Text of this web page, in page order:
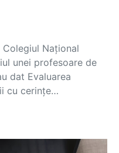
Național
unei profesoare de
dat Evaluarea
cu cerințe…